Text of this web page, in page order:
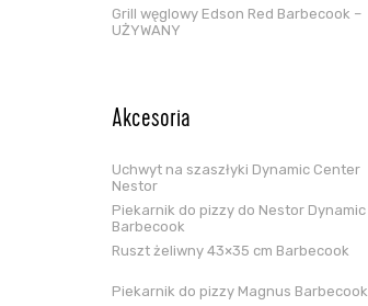
Grill węglowy Edson Red Barbecook –
UŻYWANY
Akcesoria
Uchwyt na szaszłyki Dynamic Center
Nestor
Piekarnik do pizzy do Nestor Dynamic
Barbecook
Ruszt żeliwny 43×35 cm Barbecook
Piekarnik do pizzy Magnus Barbecook